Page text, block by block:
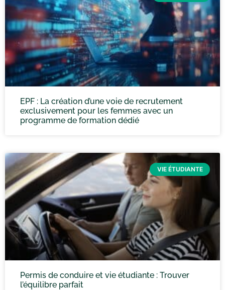
EPF : La création d’une voie de recrutement
exclusivement pour les femmes avec un
programme de formation dédié
VIE ÉTUDIANTE
Permis de conduire et vie étudiante : Trouver
l’équilibre parfait